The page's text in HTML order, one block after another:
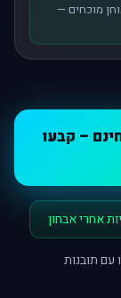
מקרי בוחן מוכחים —
– קבעו
תובנות